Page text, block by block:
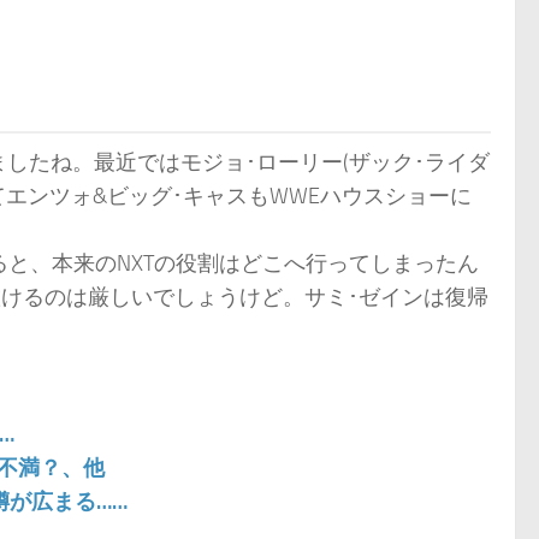
たね。最近ではモジョ･ローリー(ザック･ライダ
ンツォ&ビッグ･キャスもWWEハウスショーに
、本来のNXTの役割はどこへ行ってしまったん
るのは厳しいでしょうけど。サミ･ゼインは復帰
満？、他
が広まる……